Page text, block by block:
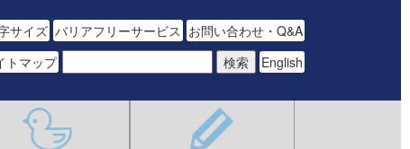
サイズ バリアフリーサービス お問い合わせ・Q&A
トマップ English